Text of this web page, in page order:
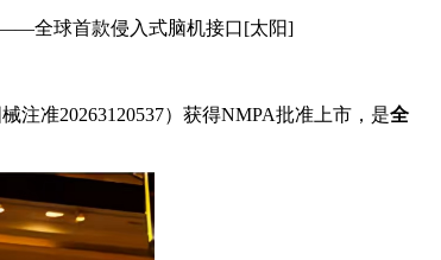
全球首款侵入式脑机接口[太阳]
注准20263120537）获得NMPA批准上市，是全